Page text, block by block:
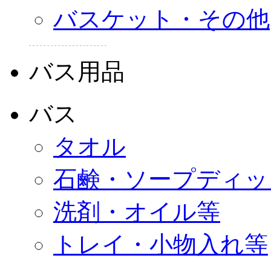
バスケット・その他
バス用品
バス
タオル
石鹸・ソープディ
洗剤・オイル等
トレイ・小物入れ等